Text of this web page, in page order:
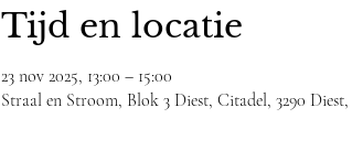
Tijd en locatie
23 nov 2025, 13:00 – 15:00
Straal en Stroom, Blok 3 Diest, Citadel, 3290 Diest,